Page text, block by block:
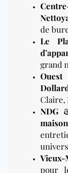
de
Le
grand
Ouest
Claire,
NDG
pour